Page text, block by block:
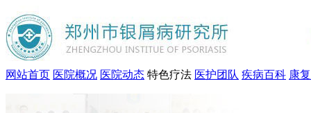
网站首页 医院概况 医院动态 特色疗法 医护团队 疾病百科 康